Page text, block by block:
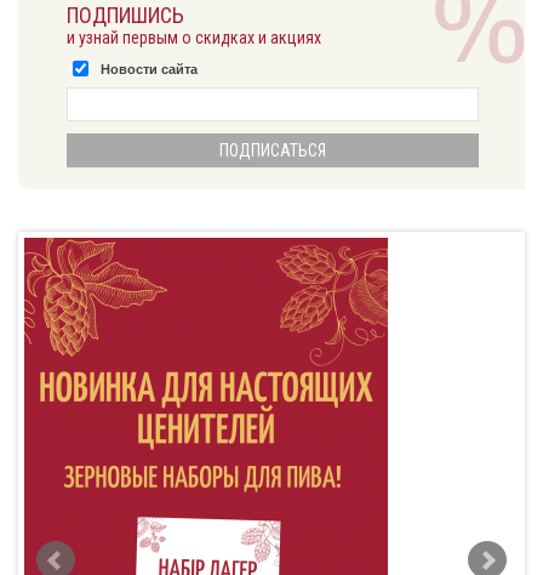
ПОДПИШИСЬ
и узнай первым о скидках и акциях
Новости сайта